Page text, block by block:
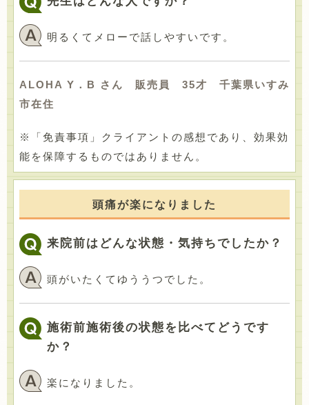
明るくてメローで話しやすいです。
ALOHA Y．B さん 販売員 35才 千葉県いすみ
市在住
※「免責事項」クライアントの感想であり、効果効
能を保障するものではありません。
頭痛が楽になりました
来院前はどんな状態・気持ちでしたか？
頭がいたくてゆううつでした。
施術前施術後の状態を比べてどうです
か？
楽になりました。